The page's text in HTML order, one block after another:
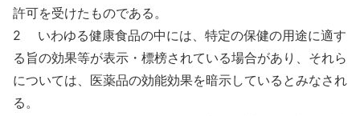
許可を受けたものである。
2 いわゆる健康食品の中には、特定の保健の用途に適す
る旨の効果等が表示・標榜されている場合があり、それら
については、医薬品の効能効果を暗示しているとみなされ
る。